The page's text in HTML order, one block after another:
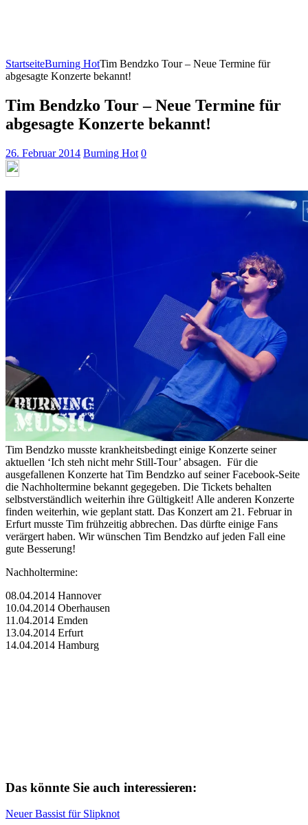
StartseiteBurning HotTim Bendzko Tour – Neue Termine für
abgesagte Konzerte bekannt!
Tim Bendzko Tour – Neue Termine für
abgesagte Konzerte bekannt!
26. Februar 2014 Burning Hot 0
Tim Bendzko musste krankheitsbedingt einige Konzerte seiner
aktuellen ‘Ich steh nicht mehr Still-Tour’ absagen. Für die
ausgefallenen Konzerte hat Tim Bendzko auf seiner Facebook-Seite
die Nachholtermine bekannt gegegeben. Die Tickets behalten
selbstverständlich weiterhin ihre Gültigkeit! Alle anderen Konzerte
finden weiterhin, wie geplant statt. Das Konzert am 21. Februar in
Erfurt musste Tim frühzeitig abbrechen. Das dürfte einige Fans
verärgert haben. Wir wünschen Tim Bendzko auf jeden Fall eine
gute Besserung!
Nachholtermine:
08.04.2014 Hannover
10.04.2014 Oberhausen
11.04.2014 Emden
13.04.2014 Erfurt
14.04.2014 Hamburg
Das könnte Sie auch interessieren:
Neuer Bassist für Slipknot